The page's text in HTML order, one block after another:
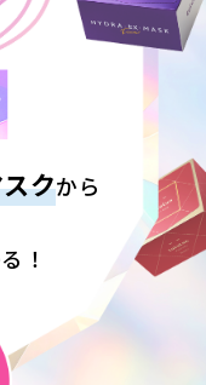
クから
！
、
が多い
多い
？
っぱる
感じない
、
？
と
がない
インが
かも？
ってる
ない
？
ケア
燥対策
が
い